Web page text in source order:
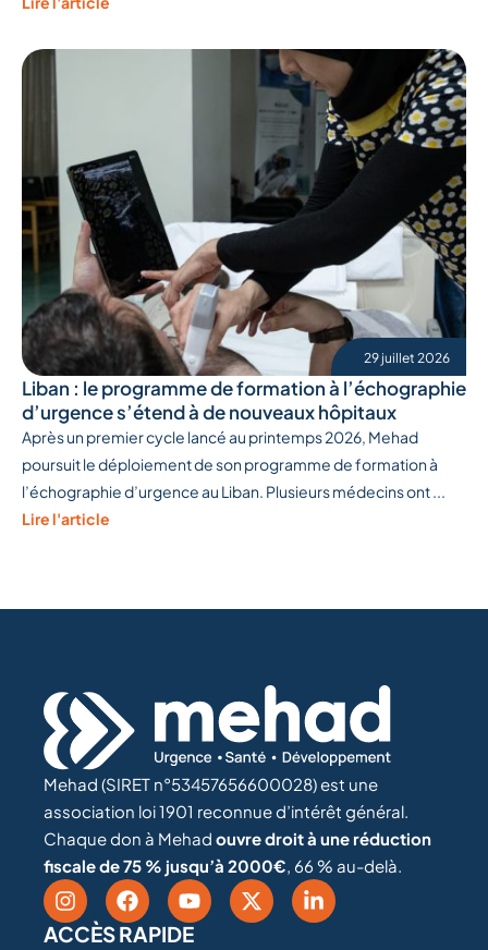
29 juillet 2026
Liban : le programme de formation à l’échographie
d’urgence s’étend à de nouveaux hôpitaux
Après un premier cycle lancé au printemps 2026, Mehad
poursuit le déploiement de son programme de formation à
l’échographie d’urgence au Liban. Plusieurs médecins ont ...
Lire l'article
Mehad (SIRET n°53457656600028) est une
association loi 1901 reconnue d’intérêt général.
Chaque don à Mehad ouvre droit à une réduction
fiscale de 75 % jusqu’à 2000€ , 66 % au-delà.
ACCÈS RAPIDE